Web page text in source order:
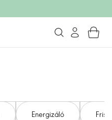
Energizáló